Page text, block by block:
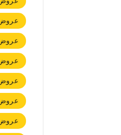
عروض
عروض
عروض
عروض